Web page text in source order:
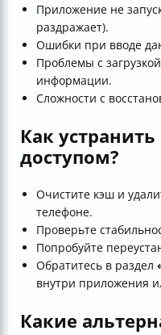
Приложение не
раздражает).
Ошибки при вводе
Проблемы с
информации.
Сложности с
Как
доступом?
Очистите кэш и
телефоне.
Проверьте
Попробуйте
Обратитесь в раздел
внутри приложения
Какие